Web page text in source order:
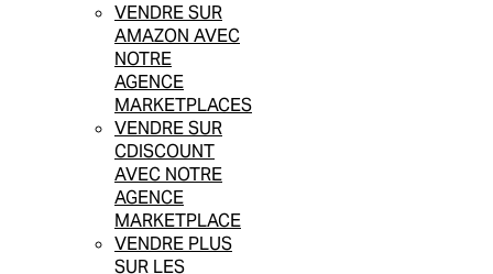
VENDRE SUR
AMAZON AVEC
NOTRE
AGENCE
MARKETPLACES
VENDRE SUR
CDISCOUNT
AVEC NOTRE
AGENCE
MARKETPLACE
VENDRE PLUS
SUR LES